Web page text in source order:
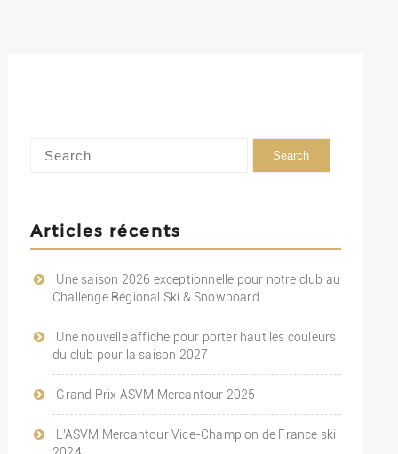
Articles récents
Une saison 2026 exceptionnelle pour notre club au
Challenge Régional Ski & Snowboard
Une nouvelle affiche pour porter haut les couleurs
du club pour la saison 2027
Grand Prix ASVM Mercantour 2025
L’ASVM Mercantour Vice-Champion de France ski